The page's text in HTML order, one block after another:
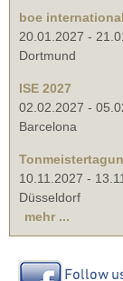
boe
20.01.2027 -
Dortmund
ISE 2027
02.02.2027 -
Barcelona
10.11.2027 -
Düsseldorf
mehr ...